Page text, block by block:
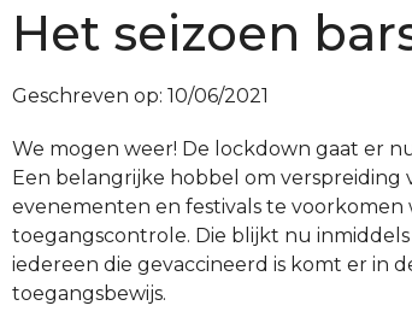
Het seizoen
Geschreven op: 10/06/2021
We mogen weer! De lockdown gaat er
Een belangrijke hobbel om verspreiding
evenementen en festivals te voorkomen
toegangscontrole. Die blijkt nu
iedereen die gevaccineerd is komt er in
toegangsbewijs.